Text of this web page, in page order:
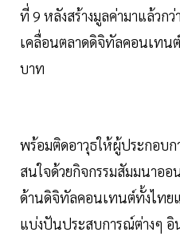
ที่ 9 หลังสร้างมูลค่ามาแล้วก
เคลื่อนตลาดดิจิทัลคอนเทน
บาท
พร้อมติดอาวุธให้ผู้ประกอบ
สนใจด้วยกิจกรรมสัมมนาออ
ด้านดิจิทัลคอนเทนต์ทั้งไทย
แบ่งปันประสบการณ์ต่างๆ